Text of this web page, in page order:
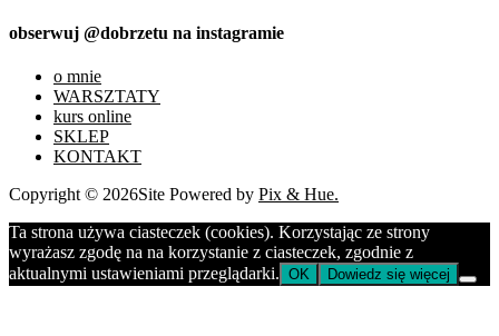
obserwuj @dobrzetu na instagramie
o mnie
WARSZTATY
kurs online
SKLEP
KONTAKT
Copyright © 2026Site Powered by Pix & Hue.
Ta strona używa ciasteczek (cookies). Korzystając ze strony
wyrażasz zgodę na na korzystanie z ciasteczek, zgodnie z
aktualnymi ustawieniami przeglądarki. OK Dowiedz się więcej